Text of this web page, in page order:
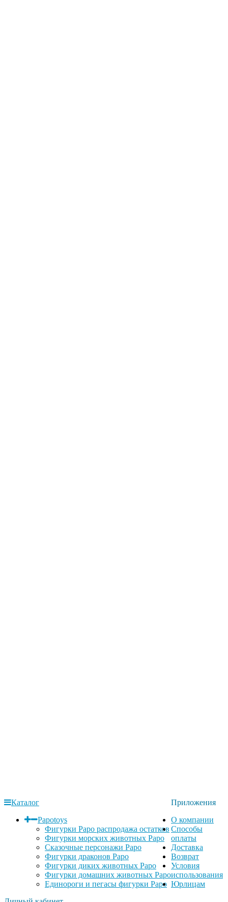
Каталог
Papotoys
Фигурки Papo распродажа остатков
Фигурки морских животных Papo
Сказочные персонажи Papo
Фигурки драконов Papo
Фигурки диких животных Papo
Фигурки домашних животных Papo
Единороги и пегасы фигурки Papo
Приложения
О компании
Способы
оплаты
Доставка
Возврат
Условия
использования
Юрлицам